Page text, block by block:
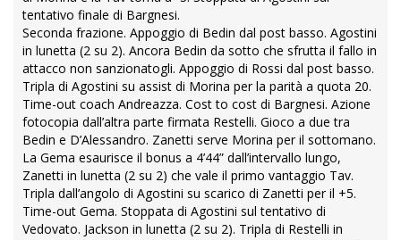
tentativo finale di Bargnesi.
Seconda frazione. Appoggio di Bedin dal post basso. Agostini
in lunetta (2 su 2). Ancora Bedin da sotto che sfrutta il fallo in
attacco non sanzionatogli. Appoggio di Rossi dal post basso.
Tripla di Agostini su assist di Morina per la parità a quota 20.
Time-out coach Andreazza. Cost to cost di Bargnesi. Azione
fotocopia dall’altra parte firmata Restelli. Gioco a due tra
Bedin e D’Alessandro. Zanetti serve Morina per il sottomano.
La Gema esaurisce il bonus a 4’44” dall’intervallo lungo,
Zanetti in lunetta (2 su 2) che vale il primo vantaggio Tav.
Tripla dall’angolo di Agostini su scarico di Zanetti per il +5.
Time-out Gema. Stoppata di Agostini sul tentativo di
Vedovato. Jackson in lunetta (2 su 2). Tripla di Restelli in